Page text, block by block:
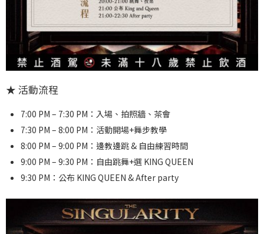
★ 活動流程
7:00 PM – 7:30 PM：入場、拍照牆、茶會
7:30 PM – 8:00 PM：活動開場+舞步教學
8:00 PM – 9:00 PM：邊教邊跳 & 自由練習時間
9:00 PM – 9:30 PM：自由跳舞+選 KING QUEEN
9:30 PM：公布 KING QUEEN & After party